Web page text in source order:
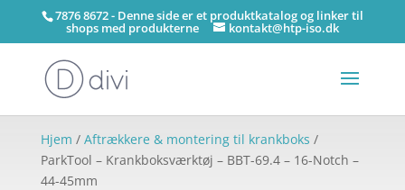
7876 8672 - Denne side er et produktkatalog og linker til
shops med produkterne kontakt@htp-iso.dk
Hjem / Aftrækkere & montering til krankboks /
ParkTool – Krankboksværktøj – BBT-69.4 – 16-Notch –
44-45mm